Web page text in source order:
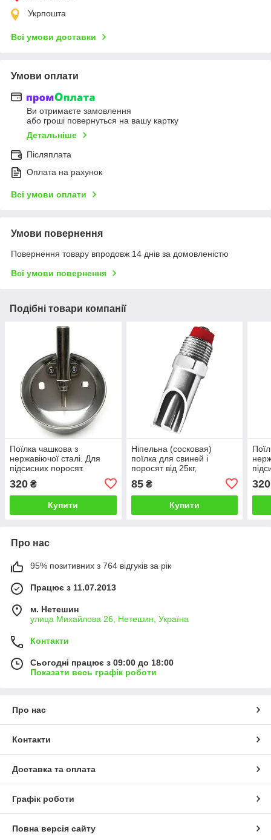
Укрпошта
Всі умови доставки
Умови оплати
Ви отримаєте замовлення
або гроші повернуться на вашу картку
Детальніше
Післяплата
Оплата на рахунок
Всі умови оплати
Умови повернення
Повернення товару впродовж 14 днів за домовленістю
Всі умови повернення
Подібні товари компанії
Поїлка чашкова з
нержавіючої сталі. Для
підсисних поросят.
320 ₴
Купити
Ніпельна (сосковая)
поїлка для свиней і
поросят від 25кг,
85₴
Купити
320
Про нас
95% позитивних з 764 відгуків за рік
Працює з 11.07.2013
м. Нетешин
улица Михайлова 26, Нетешин, Україна
Контакти
Сьогодні працює з 09:00 до 18:00
Показати весь графік роботи
Про нас
Контакти
Доставка та оплата
Графік роботи
Повна версія сайту